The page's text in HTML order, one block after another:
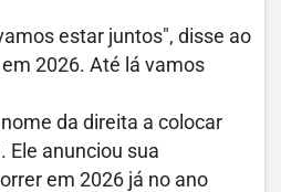
estar juntos", disse ao
2026. Até lá vamos
da direita a colocar
Ele anunciou sua
em 2026 já no ano